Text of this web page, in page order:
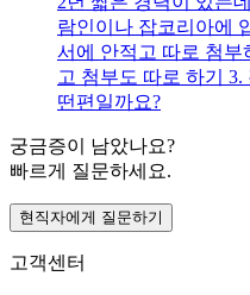
람인이나 잡코리아에
서에 안적고 따로 첨부
고 첨부도 따로 하기
떤편일까요?
궁금증이 남았나요?
빠르게 질문하세요.
현직자에게 질문하기
고객센터